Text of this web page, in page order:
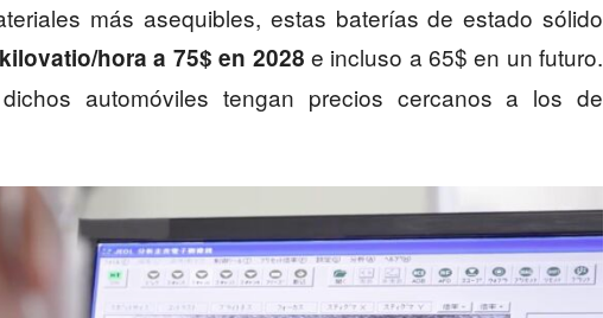
más asequibles, estas baterías de estado sólido
kilovatio/hora a 75$ en 2028 e incluso a 65$ en un futuro.
automóviles tengan precios cercanos a los de